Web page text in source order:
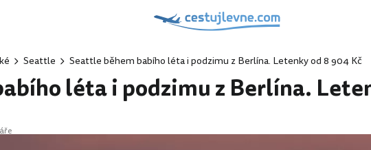
Seattle Seattle během babího léta i podzimu z Berlína. Letenky od 8 904 Kč
léta i podzimu z Berlína.